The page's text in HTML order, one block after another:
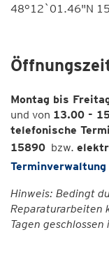
48°12`01.46"N
Montag bis
und von 13.00 -
telefonische
15890 bzw.
Terminverwaltung
Hinweis: Bedingt
Reparaturarbeiten
Tagen geschlossen